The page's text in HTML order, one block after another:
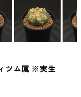
ツム属 ※実生